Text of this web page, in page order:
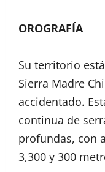
OROGRAFÍA
Su territorio
Sierra Madre
accidentado.
continua de
profundas, con
3,300 y 300